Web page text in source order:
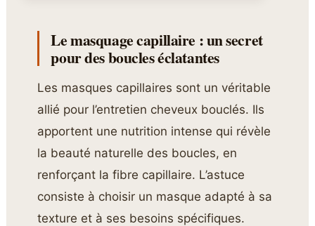
Le masquage capillaire : un secret
pour des boucles éclatantes
Les masques capillaires sont un véritable
allié pour l’entretien cheveux bouclés. Ils
apportent une nutrition intense qui révèle
la beauté naturelle des boucles, en
renforçant la fibre capillaire. L’astuce
consiste à choisir un masque adapté à sa
texture et à ses besoins spécifiques.